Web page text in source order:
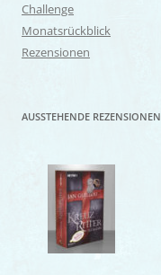
Challenge
Monatsrückblick
Rezensionen
AUSSTEHENDE REZENSIONEN